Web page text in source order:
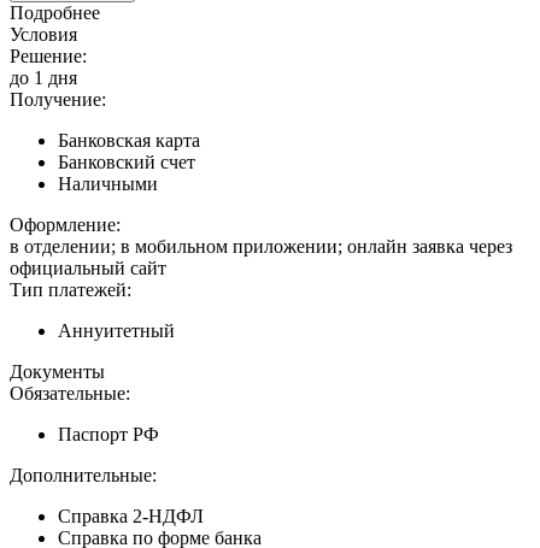
Подробнее
Условия
Решение:
до 1 дня
Получение:
Банковская карта
Банковский счет
Наличными
Оформление:
в отделении; в мобильном приложении; онлайн заявка через
официальный сайт
Тип платежей:
Аннуитетный
Документы
Обязательные:
Паспорт РФ
Дополнительные:
Справка 2-НДФЛ
Справка по форме банка